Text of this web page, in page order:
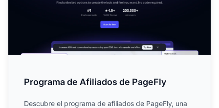
Programa de Afiliados de PageFly
Descubre el programa de afiliados de PageFly, una